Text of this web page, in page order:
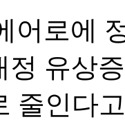
어로에
정 유상
줄인다